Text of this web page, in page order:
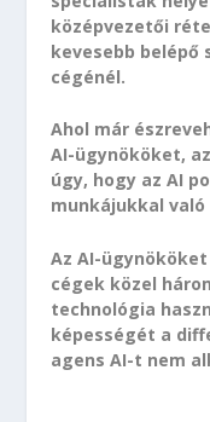
középvezetői
kevesebb belépő
cégénél.
Ahol már
AI-ügynököket,
úgy, hogy az AI
munkájukkal
Az AI-
cégek közel
technológia
képességét a
agens AI-t nem